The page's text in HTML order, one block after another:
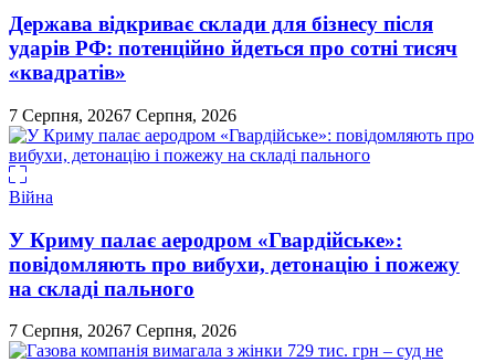
Держава відкриває склади для бізнесу після
ударів РФ: потенційно йдеться про сотні тисяч
«квадратів»
7 Серпня, 20267 Серпня, 2026
Війна
У Криму палає аеродром «Гвардійське»:
повідомляють про вибухи, детонацію і пожежу
на складі пального
7 Серпня, 20267 Серпня, 2026